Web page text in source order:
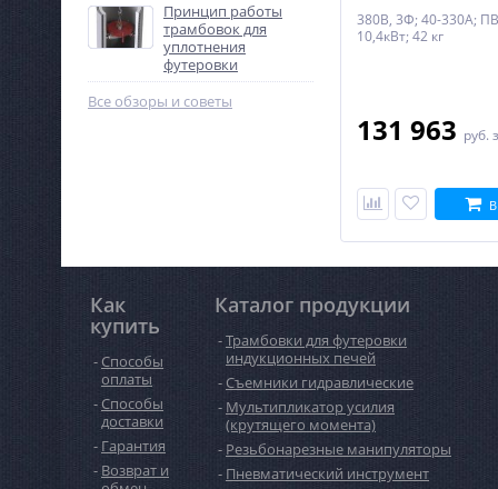
Принцип работы
трамбовок для
уплотнения
футеровки
Все обзоры и советы
380В, 3Ф; 40-330А;
10,4кВт; 42 кг
131 963 руб.
Как
купить
Способы
оплаты
Способы
доставки
Гарантия
Возврат и
Каталог продукции
Трамбовки для футеровки
индукционных печей
Съемники гидравлические
Мультипликатор усилия
(крутящего момента)
Резьбонарезные манипуляторы
Пневматический инструмент